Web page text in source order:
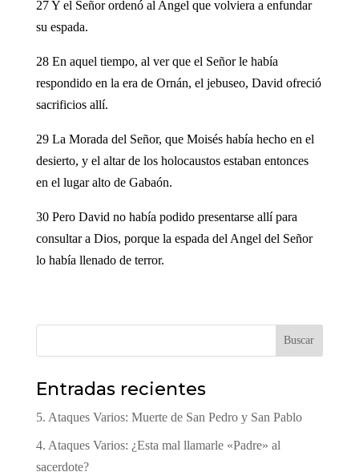
27 Y el Señor ordenó al Angel que volviera a enfundar
su espada.
28 En aquel tiempo, al ver que el Señor le había
respondido en la era de Ornán, el jebuseo, David ofreció
sacrificios allí.
29 La Morada del Señor, que Moisés había hecho en el
desierto, y el altar de los holocaustos estaban entonces
en el lugar alto de Gabaón.
30 Pero David no había podido presentarse allí para
consultar a Dios, porque la espada del Angel del Señor
lo había llenado de terror.
Buscar
Entradas recientes
5. Ataques Varios: Muerte de San Pedro y San Pablo
4. Ataques Varios: ¿Esta mal llamarle «Padre» al
sacerdote?